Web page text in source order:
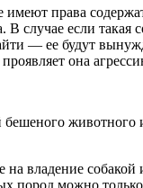
права
случае если такая
— ее будут
она
бешеного животного
владение собакой